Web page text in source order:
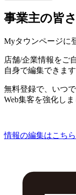
事業主の皆
Myタウンページに
店舗/企業情報をご
自身で編集できま
無料登録で、いつ
Web集客を強化しま
情報の編集はこちら